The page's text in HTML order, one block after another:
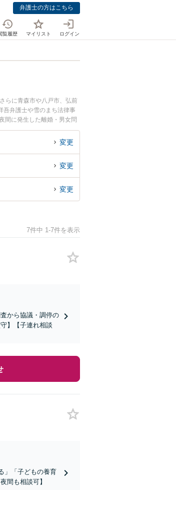
弁護士の方はこちら
覧履歴 マイリスト ログイン
らに青森市や八戸市、弘前
吾弁護士や雪のまち法律事
間に発生した離婚・男女問
問題を法律相談できる青森
変更
変更
変更
7件中 1-7件を表示
から協議・調停の
】【子連れ相談
」「子どもの養育
間も相談可】